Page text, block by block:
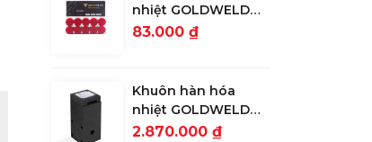
nhiệt GOLDWELD
90g
83.000 ₫
Khuôn hàn hóa
nhiệt GOLDWELD
CR25 nối cọc với 3
2.870.000 ₫